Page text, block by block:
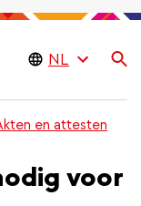
en attesten
voor